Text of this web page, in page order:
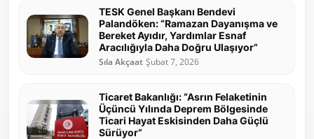
TESK Genel Başkanı Bendevi
Palandöken: “Ramazan Dayanışma ve
Bereket Ayıdır, Yardımlar Esnaf
Aracılığıyla Daha Doğru Ulaşıyor”
Sıla Akçaat Şubat 7, 2026
Ticaret Bakanlığı: “Asrın Felaketinin
Üçüncü Yılında Deprem Bölgesinde
Ticari Hayat Eskisinden Daha Güçlü
Sürüyor”